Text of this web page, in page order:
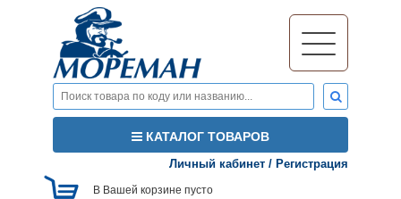
КАТАЛОГ ТОВАРОВ
Личный кабинет / Регистрация
В Вашей корзине пусто